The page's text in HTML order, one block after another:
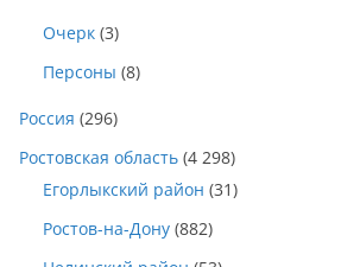
Очерк (3)
Персоны (8)
Россия (296)
Ростовская область (4 298)
Егорлыкский район (31)
Ростов-на-Дону (882)